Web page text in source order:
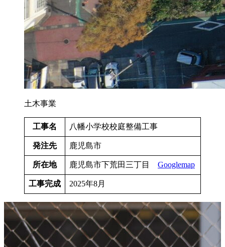
土木事業
工事名 八幡小学校校庭整備工事
発注先 鹿児島市
所在地 鹿児島市下荒田三丁目 Googlemap
工事完成 2025年8月